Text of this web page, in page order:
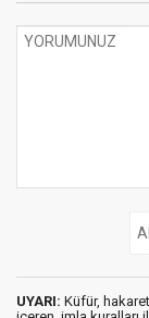
UYARI: Küfür,